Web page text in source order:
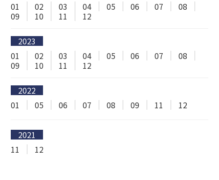
01
02 03 04 05 06 07
08
09
10 11 12
2023
01
02 03 04 05 06 07
08
09
10 11 12
2022
01
05 06 07 08 09 11 12
2021
11
12